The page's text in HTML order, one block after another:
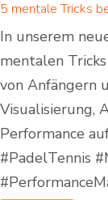
In unserem
mentalen
von Anfängern
Visualisierung,
Performance
#PadelTennis